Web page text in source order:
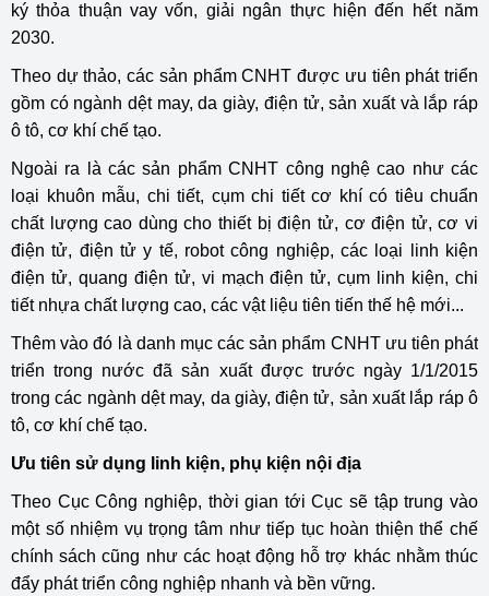
ký thỏa thuận vay vốn, giải ngân thực hiện đến hết năm
2030.
Theo dự thảo, các sản phẩm CNHT được ưu tiên phát triển
gồm có ngành dệt may, da giày, điện tử, sản xuất và lắp ráp
ô tô, cơ khí chế tạo.
Ngoài ra là các sản phẩm CNHT công nghệ cao như các
loại khuôn mẫu, chi tiết, cụm chi tiết cơ khí có tiêu chuẩn
chất lượng cao dùng cho thiết bị điện tử, cơ điện tử, cơ vi
điện tử, điện tử y tế, robot công nghiệp, các loại linh kiện
điện tử, quang điện tử, vi mạch điện tử, cụm linh kiện, chi
tiết nhựa chất lượng cao, các vật liệu tiên tiến thế hệ mới...
Thêm vào đó là danh mục các sản phẩm CNHT ưu tiên phát
triển trong nước đã sản xuất được trước ngày 1/1/2015
trong các ngành dệt may, da giày, điện tử, sản xuất lắp ráp ô
tô, cơ khí chế tạo.
Ưu tiên sử dụng linh kiện, phụ kiện nội địa
Theo Cục Công nghiệp, thời gian tới Cục sẽ tập trung vào
một số nhiệm vụ trọng tâm như tiếp tục hoàn thiện thể chế
chính sách cũng như các hoạt động hỗ trợ khác nhằm thúc
đẩy phát triển công nghiệp nhanh và bền vững.